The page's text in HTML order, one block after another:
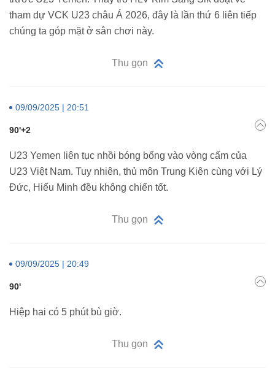
tham dự VCK U23 châu Á 2026, đây là lần thứ 6 liên tiếp
chúng ta góp mặt ở sân chơi này.
Thu gọn
09/09/2025 | 20:51
90'+2
U23 Yemen liên tục nhồi bóng bổng vào vòng cấm của
U23 Việt Nam. Tuy nhiên, thủ môn Trung Kiên cùng với Lý
Đức, Hiểu Minh đều không chiến tốt.
Thu gọn
09/09/2025 | 20:49
90'
Hiệp hai có 5 phút bù giờ.
Thu gọn